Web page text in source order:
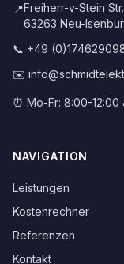
📍Freiherr-v-Stein Str.
63263 Neu-
📞 +49
✉️
⏰ Mo-Fr: 8:00-12:00
NAVIGATION
Leistungen
Kostenrechner
Referenzen
Kontakt